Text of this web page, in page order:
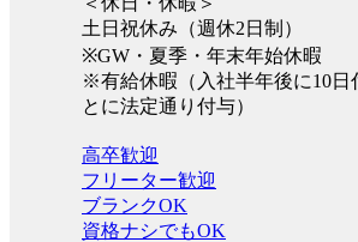
土日祝休み（週休2日制）
※GW・夏季・年末年始休暇
※有給休暇（入社半年後に10日
とに法定通り付与）
高卒歓迎
フリーター歓迎
ブランクOK
資格ナシでもOK